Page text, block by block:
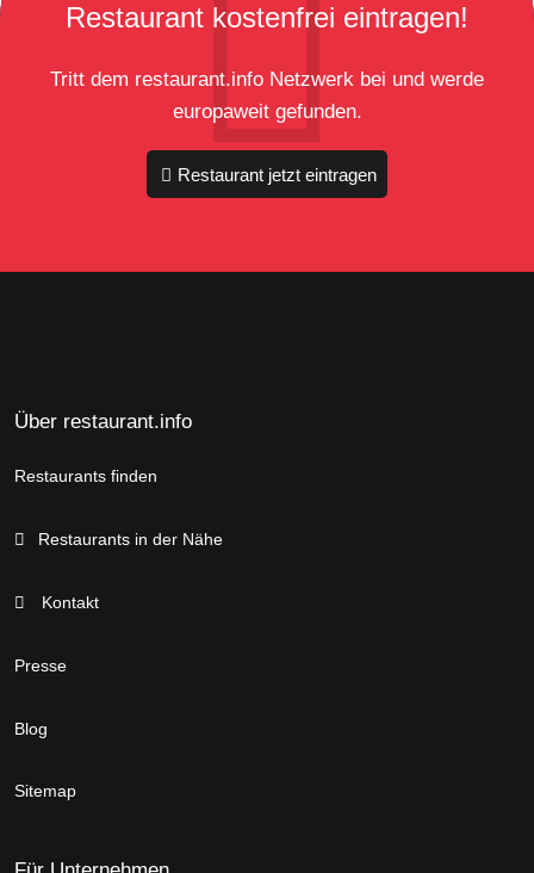
Restaurant kostenfrei eintragen!
Tritt dem restaurant.info Netzwerk bei und werde
europaweit gefunden.
Restaurant jetzt eintragen
Über restaurant.info
Restaurants finden
Restaurants in der Nähe
Kontakt
Presse
Blog
Sitemap